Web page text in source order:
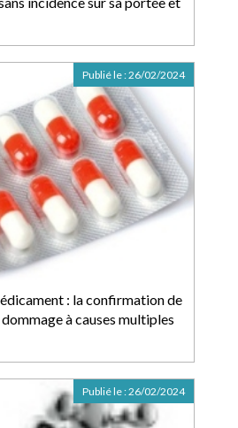
: la confirmation de
à causes multiples
Publié le :26/02/2024
Publié le :26/02/2024